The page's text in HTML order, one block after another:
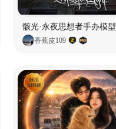
骸光·永夜思想者手办模型
香蕉皮109